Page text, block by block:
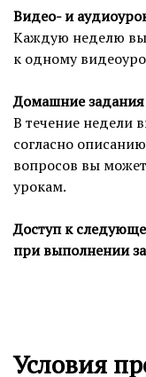
Видео- и
Каждую неделю вы
к одному
Домашние задания
В течение недели
согласно
вопросов вы
урокам.
Доступ к
при выполнении
Условия